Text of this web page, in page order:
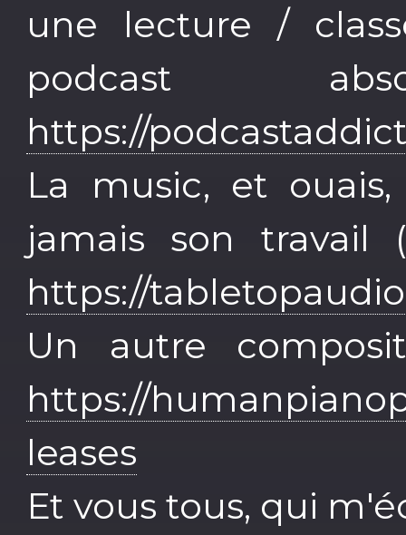
une lecture /
podcast
https://
La music, et
jamais son
https://
Un autre
https://
leases
Et vous tous, qui